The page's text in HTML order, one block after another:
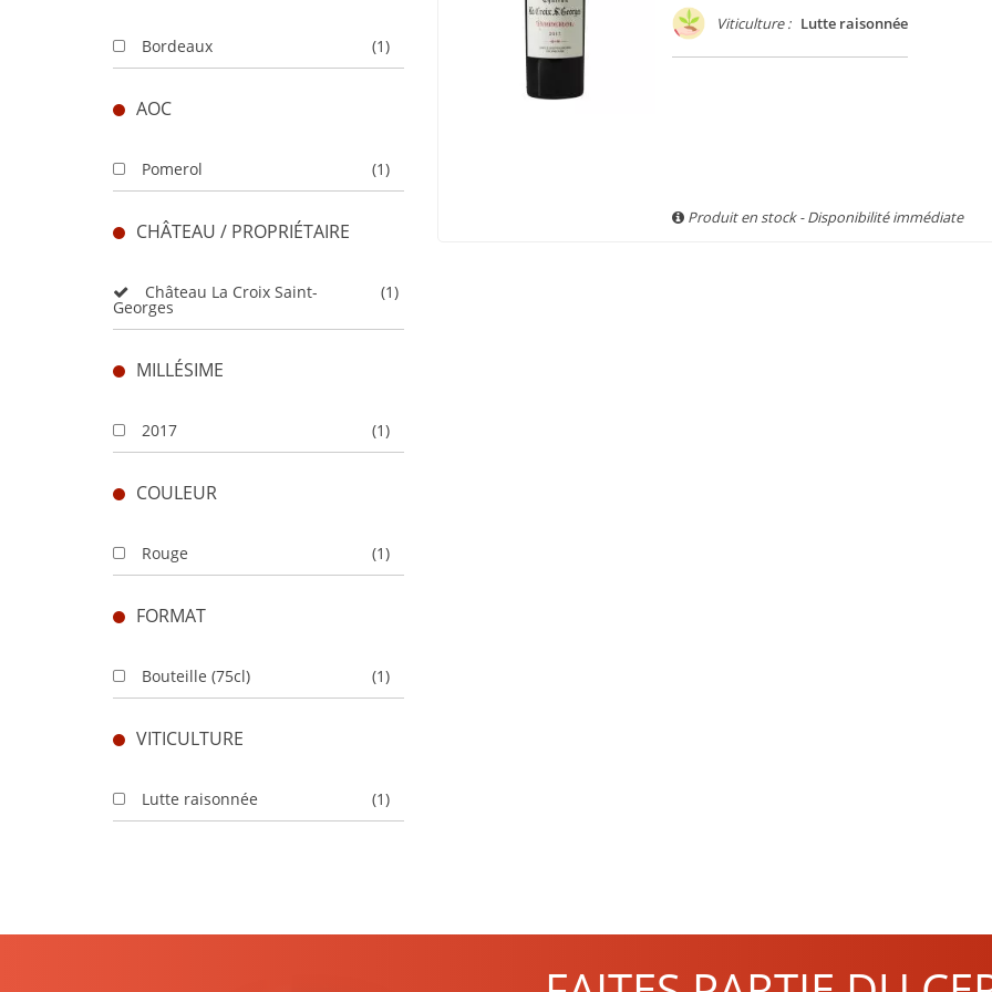
Bordeaux (1)
AOC
Pomerol (1)
CHÂTEAU / PROPRIÉTAIRE
Château La Croix Saint-
Georges
(1)
MILLÉSIME
2017 (1)
COULEUR
Rouge (1)
FORMAT
Bouteille (75cl) (1)
VITICULTURE
Lutte raisonnée (1)
Viticulture : Lutte raisonnée
Produit en stock - Disponibilité immédiate